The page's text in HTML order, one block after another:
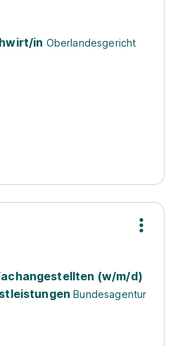
in Oberlandesgericht
(w/m/d)
Bundesagentur